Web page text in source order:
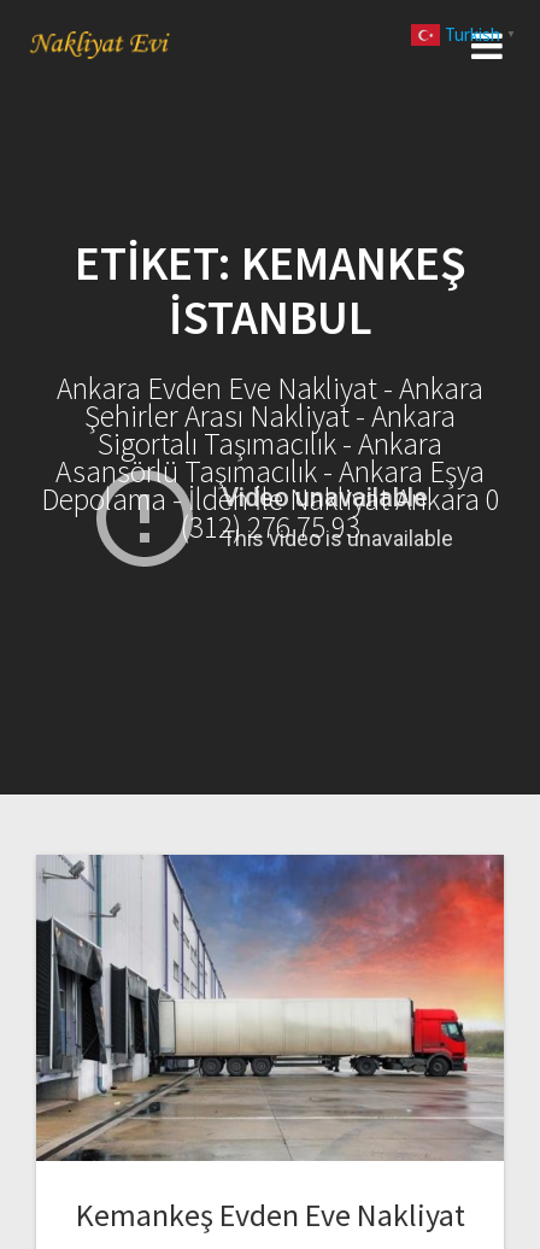
ETIKET: KEMANKEŞ
İSTANBUL
Ankara Evden Eve Nakliyat - Ankara
Şehirler Arası Nakliyat - Ankara
Sigortalı Taşımacılık - Ankara
Asansörlü Taşımacılık - Ankara Eşya
Depolama - İlden İle Nakliyat Ankara 0
(312) 276 75 93
Kemankeş Evden Eve Nakliyat
Turkish ▼